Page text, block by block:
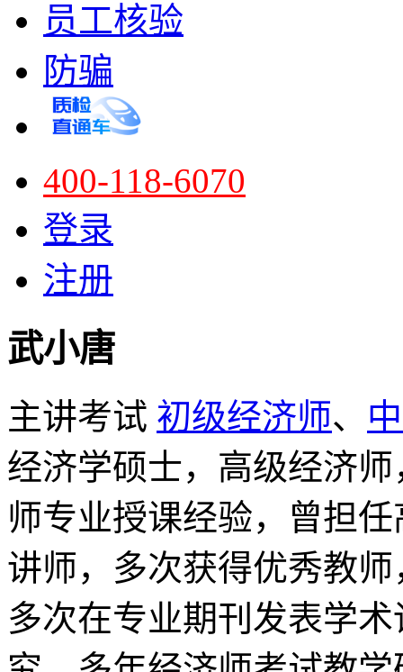
员工核验
防骗
400-118-6070
登录
注册
武小唐
主讲考试 初级经济师、
经济学硕士，高级经济
师专业授课经验，曾担
讲师，多次获得优秀教
多次在专业期刊发表学